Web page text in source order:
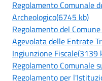
Regolamento Comunale
Archeologico(6745 kb)
Regolamento del
Agevolata delle Entrate
Ingiunzione Fiscale(3139
Regolamento Comunale
Regolamento per